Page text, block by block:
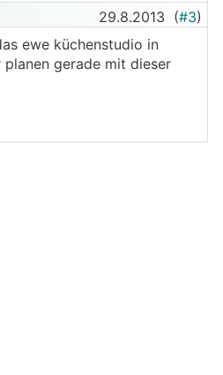
29.8.2013 (#3)
ewe küchenstudio in
gerade mit dieser